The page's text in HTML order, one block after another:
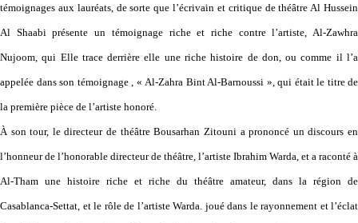
témoignages aux lauréats, de sorte que l’écrivain et critique de théâtre Al Hussein
Al Shaabi présente un témoignage riche et riche contre l’artiste, Al-Zawhra
Nujoom, qui Elle trace derrière elle une riche histoire de don, ou comme il l’a
appelée dans son témoignage , « Al-Zahra Bint Al-Barnoussi », qui était le titre de
la première pièce de l’artiste honoré.
À son tour, le directeur de théâtre Bousarhan Zitouni a prononcé un discours en
l’honneur de l’honorable directeur de théâtre, l’artiste Ibrahim Warda, et a raconté à
Al-Tham une histoire riche et riche du théâtre amateur, dans la région de
Casablanca-Settat, et le rôle de l’artiste Warda. joué dans le rayonnement et l’éclat